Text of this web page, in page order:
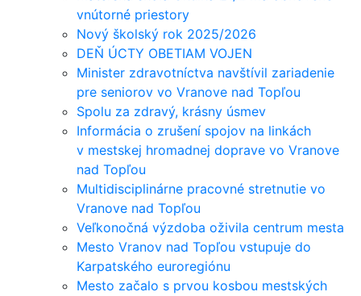
vnútorné priestory
Nový školský rok 2025/2026
DEŇ ÚCTY OBETIAM VOJEN
Minister zdravotníctva navštívil zariadenie
pre seniorov vo Vranove nad Topľou
Spolu za zdravý, krásny úsmev
Informácia o zrušení spojov na linkách
v mestskej hromadnej doprave vo Vranove
nad Topľou
Multidisciplinárne pracovné stretnutie vo
Vranove nad Topľou
Veľkonočná výzdoba oživila centrum mesta
Mesto Vranov nad Topľou vstupuje do
Karpatského euroregiónu
Mesto začalo s prvou kosbou mestských